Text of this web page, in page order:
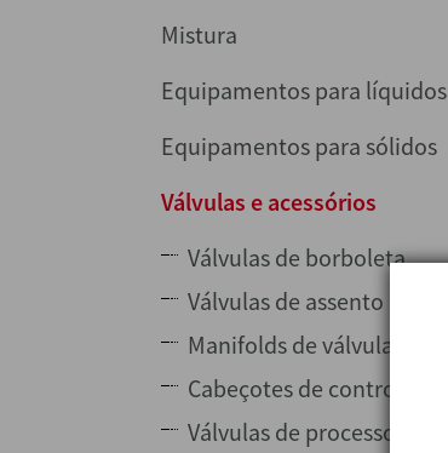
Mistura
Equipamentos para líquidos
Equipamentos para sólidos
Válvulas e acessórios
Válvulas de borboleta
Válvulas de assento
Manifolds de válvulas
Cabeçotes de controlo
Válvulas de processo